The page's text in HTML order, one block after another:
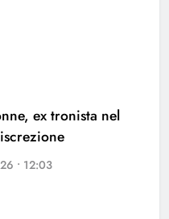
ex tronista nel
• 12:03